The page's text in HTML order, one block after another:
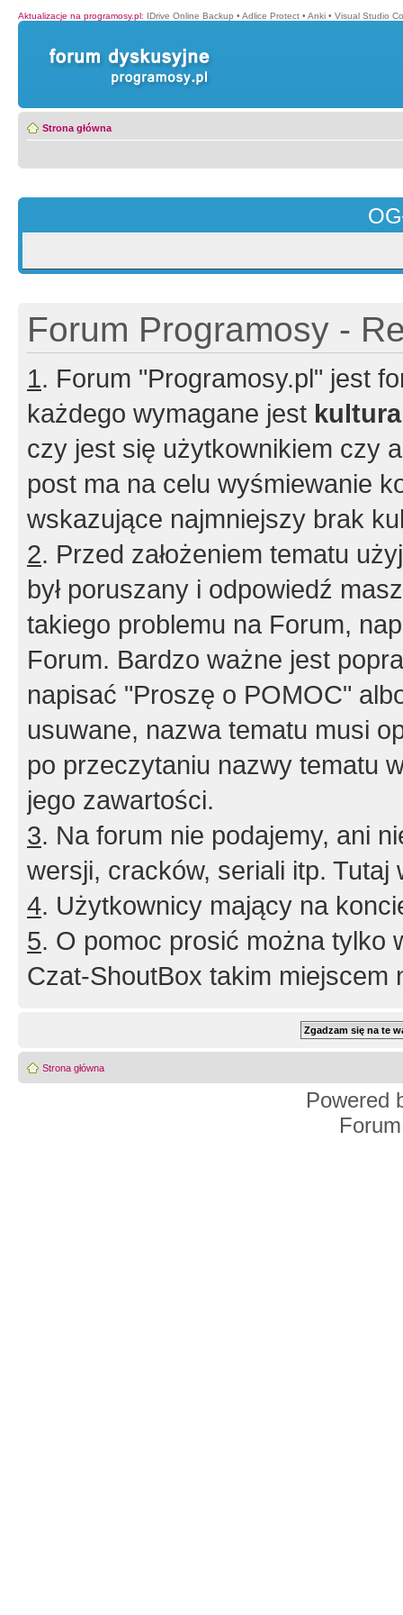
Aktualizacje na programosy.pl: IDrive Online Backup • Adlice Protect • Anki • Visual Studio
Strona główna
Forum Programosy -
1. Forum "Programosy.pl" jest
każdego wymagane jest
czy jest się użytkownikiem czy
post ma na celu wyśmiewanie
wskazujące najmniejszy brak
2. Przed założeniem tematu
był poruszany i odpowiedź
takiego problemu na Forum,
Forum. Bardzo ważne jest
napisać "Proszę o POMOC"
usuwane, nazwa tematu musi
po przeczytaniu nazwy tematu
jego zawartości.
3. Na forum nie podajemy, ani
wersji, cracków, seriali itp. Tutaj
4. Użytkownicy mający na
5. O pomoc prosić można tylko
Czat-ShoutBox takim miejscem
Strona główna
Powered